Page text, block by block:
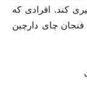
کند. افرادی که
فنجان چای دارچین